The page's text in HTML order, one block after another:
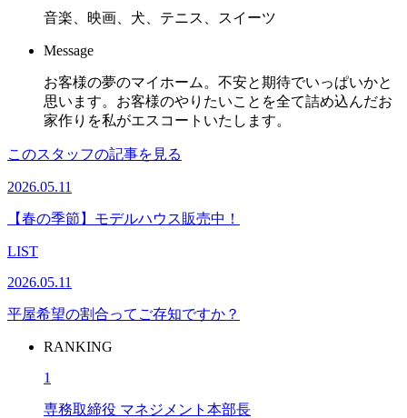
音楽、映画、犬、テニス、スイーツ
Message
お客様の夢のマイホーム。不安と期待でいっぱいかと
思います。お客様のやりたいことを全て詰め込んだお
家作りを私がエスコートいたします。
このスタッフの記事を見る
2026.05.11
【春の季節】モデルハウス販売中！
LIST
2026.05.11
平屋希望の割合ってご存知ですか？
RANKING
1
専務取締役 マネジメント本部長